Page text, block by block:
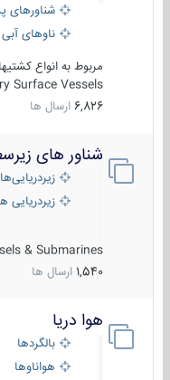
شناورهای
ناوهای آبی
مربوط به انواع کشتیها
Surface Vessels
6,826 ارسال ها
شناور های
زیردریایی
& Submarines
1,540 ارسال ها
هوا دریا
بالگردها
هواناوها